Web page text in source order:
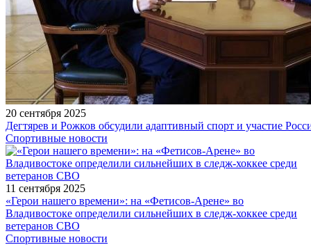
20 сентября 2025
Дегтярев и Рожков обсудили адаптивный спорт и участие
Спортивные новости
11 сентября 2025
«Герои нашего времени»: на «Фетисов-Арене» во
Владивостоке определили сильнейших в следж-хоккее среди
ветеранов СВО
Спортивные новости